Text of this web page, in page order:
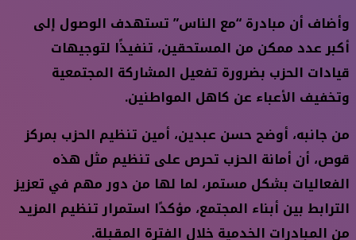
وأضاف أن مبادرة “مع الناس” تستهدف الوصول إلى
أكبر عدد ممكن من المستحقين، تنفيذًا لتوجيهات
قيادات الحزب بضرورة تفعيل المشاركة المجتمعية
وتخفيف الأعباء عن كاهل المواطنين.
من جانبه، أوضح حسن عبدين، أمين تنظيم الحزب بمركز
قوص، أن أمانة الحزب تحرص على تنظيم مثل هذه
الفعاليات بشكل مستمر، لما لها من دور مهم في تعزيز
الترابط بين أبناء المجتمع، مؤكدًا استمرار تنظيم المزيد
من المبادرات الخدمية خلال الفترة المقبلة.